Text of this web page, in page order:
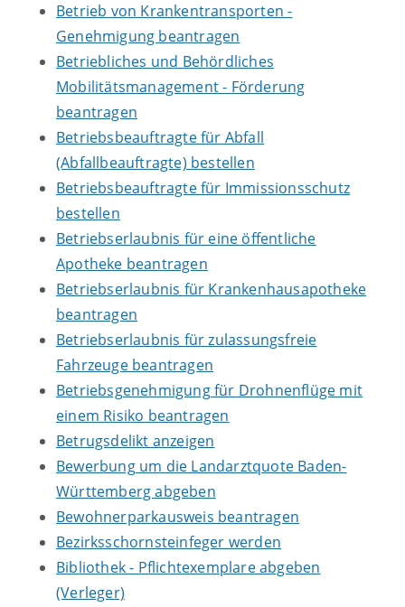
Betrieb von Krankentransporten -
Genehmigung beantragen
Betriebliches und Behördliches
Mobilitätsmanagement - Förderung
beantragen
Betriebsbeauftragte für Abfall
(Abfallbeauftragte) bestellen
Betriebsbeauftragte für Immissionsschutz
bestellen
Betriebserlaubnis für eine öffentliche
Apotheke beantragen
Betriebserlaubnis für Krankenhausapotheke
beantragen
Betriebserlaubnis für zulassungsfreie
Fahrzeuge beantragen
Betriebsgenehmigung für Drohnenflüge mit
einem Risiko beantragen
Betrugsdelikt anzeigen
Bewerbung um die Landarztquote Baden-
Württemberg abgeben
Bewohnerparkausweis beantragen
Bezirksschornsteinfeger werden
Bibliothek - Pflichtexemplare abgeben
(Verleger)